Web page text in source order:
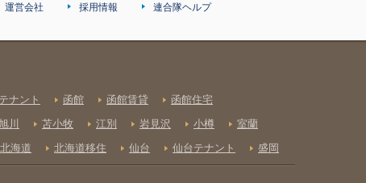
運営会社 採用情報 連合隊ヘルプ